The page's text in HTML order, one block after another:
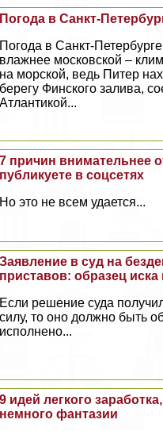
Погода в Санкт-
Погода в Санкт-
влажнее московской –
на морской, ведь Питер
берегу Финского залива,
Атлантикой...
7 причин внимательнее
публикуете в соцсетях
Но это не всем удается...
Заявление в суд на
приставов: образец
Если решение суда
силу, то оно должно быть
исполнено...
9 идей легкого
немного фантазии